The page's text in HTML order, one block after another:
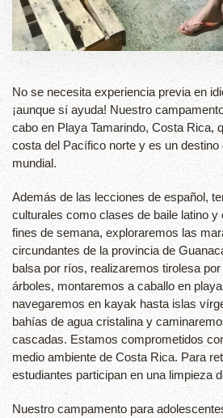
No se necesita experiencia previa en
¡aunque sí ayuda! Nuestro
cabo en Playa Tamarindo, Costa Rica,
costa del Pacífico norte y es un destino
mundial.
Además de las lecciones de español,
culturales como clases de baile latino
fines de semana, exploraremos las
circundantes de la provincia de
balsa por ríos, realizaremos tirolesa
árboles, montaremos a caballo en
navegaremos en kayak hasta islas
bahías de agua cristalina y
cascadas. Estamos comprometidos
medio ambiente de Costa Rica. Para
estudiantes participan en una limpieza
Nuestro campamento para